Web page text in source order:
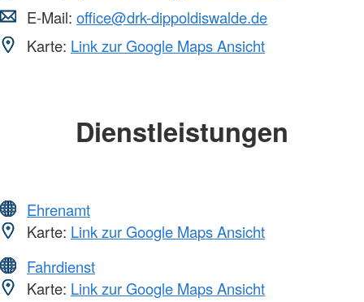
E-Mail: office@drk-dippoldiswalde.de
Karte: Link zur Google Maps Ansicht
Dienstleistungen
Ehrenamt
Karte: Link zur Google Maps Ansicht
Fahrdienst
Karte: Link zur Google Maps Ansicht